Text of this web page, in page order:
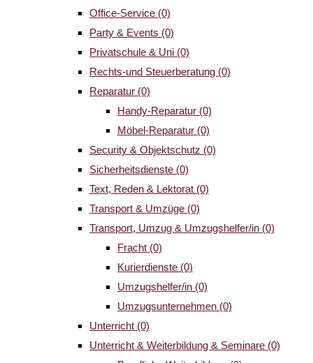
Office-Service (0)
Party & Events (0)
Privatschule & Uni (0)
Rechts-und Steuerberatung (0)
Reparatur (0)
Handy-Reparatur (0)
Möbel-Reparatur (0)
Security & Objektschutz (0)
Sicherheitsdienste (0)
Text, Reden & Lektorat (0)
Transport & Umzüge (0)
Transport, Umzug & Umzugshelfer/in (0)
Fracht (0)
Kurierdienste (0)
Umzugshelfer/in (0)
Umzugsunternehmen (0)
Unterricht (0)
Unterricht & Weiterbildung & Seminare (0)